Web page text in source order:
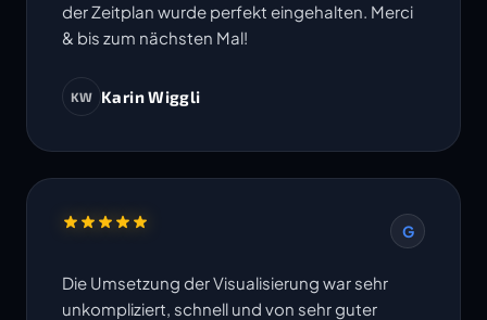
der Zeitplan wurde perfekt eingehalten. Merci
& bis zum nächsten Mal!
KW Karin Wiggli
G
Die Umsetzung der Visualisierung war sehr
unkompliziert, schnell und von sehr guter